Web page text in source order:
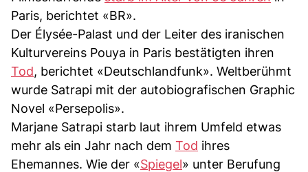
Paris, berichtet «BR».
Der Élysée-Palast und der Leiter des iranischen
Kulturvereins Pouya in Paris bestätigten ihren
Tod, berichtet «Deutschlandfunk». Weltberühmt
wurde Satrapi mit der autobiografischen Graphic
Novel «Persepolis».
Marjane Satrapi starb laut ihrem Umfeld etwas
mehr als ein Jahr nach dem Tod ihres
Ehemannes. Wie der «Spiegel» unter Berufung